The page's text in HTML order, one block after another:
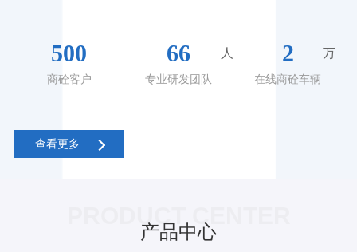
500 +
商砼客户
66 人
专业研发团队
2 万+
在线商砼车辆
查看更多
PRODUCT CENTER
产品中心